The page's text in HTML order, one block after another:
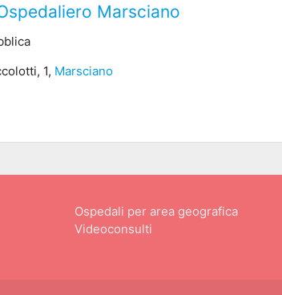
Marsciano
1, Marsciano
Ospedali per area geografica
Videoconsulti